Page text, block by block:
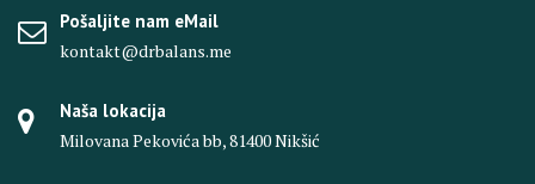
Pošaljite nam eMail
kontakt@drbalans.me
Naša lokacija
Milovana Pekovića bb, 81400 Nikšić